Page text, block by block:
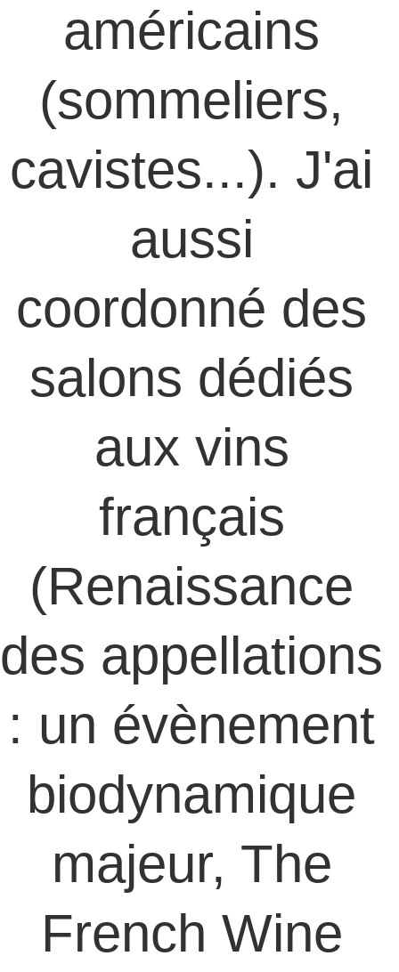
américains
(sommeliers,
cavistes...). J'ai
aussi
coordonné des
salons dédiés
aux vins
français
(Renaissance
des appellations
: un évènement
biodynamique
majeur, The
French Wine